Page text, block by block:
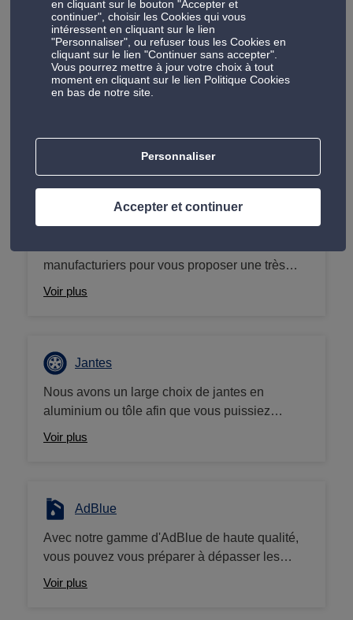
des disques de frein au changement du liquide
de frein pour nous assurer votre sécurité au
volant.
Les produits dans vos centres Auto 5
manufacturiers pour vous proposer une très
large gamme de pneus adaptés à votre
pneumatique au prix le plus bas, et cela toute
l'année. Vous trouvez moins cher ailleurs, on
vous rembourse la différence !
Voir plus
Jantes
Nous avons un large choix de jantes en
aluminium ou tôle afin que vous puissiez
apporter la touche de personnalisation
Voir plus
AdBlue
Avec notre gamme d'AdBlue de haute qualité,
vous pouvez vous préparer à dépasser les
normes d'émission et à donner à votre véhicule
Voir plus
en cliquant sur le bouton "Accepter et
continuer", choisir les Cookies qui vous
intéressent en cliquant sur le lien
"Personnaliser", ou refuser tous les Cookies en
cliquant sur le lien "Continuer sans accepter".
Vous pourrez mettre à jour votre choix à tout
moment en cliquant sur le lien Politique Cookies
en bas de notre site.
Personnaliser
Accepter et continuer